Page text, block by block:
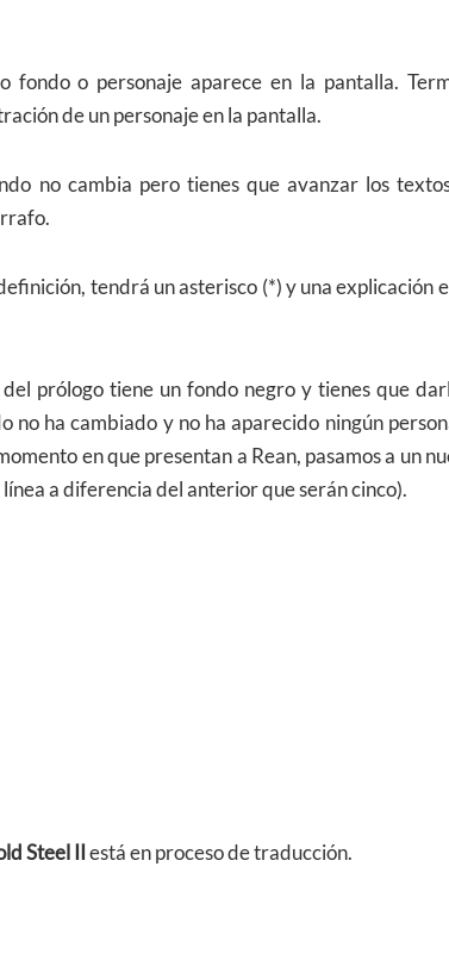
o personaje aparece en la pantalla.
de un personaje en la pantalla.
no cambia pero tienes que avanzar los
tendrá un asterisco (*) y una explicación
prólogo tiene un fondo negro y tienes que
no ha cambiado y no ha aparecido ningún
en que presentan a Rean, pasamos a un
a diferencia del anterior que serán cinco).
Steel II está en proceso de traducción.